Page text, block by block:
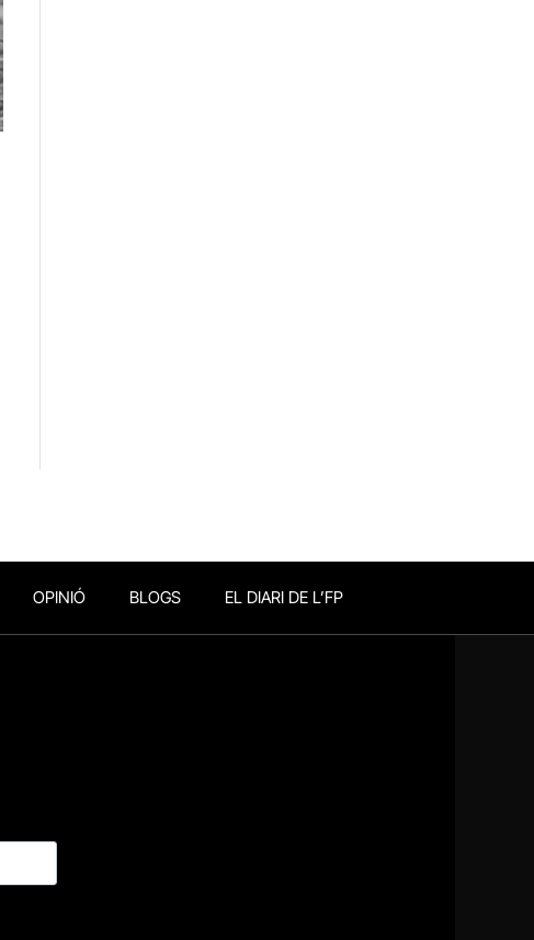
OPINIÓ BLOGS EL DIARI DE L’FP